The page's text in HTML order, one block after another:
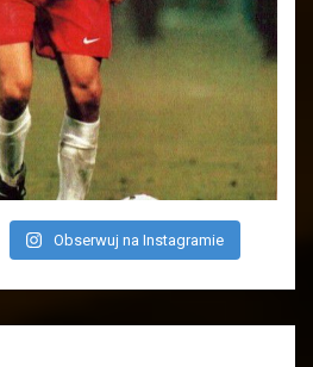
Obserwuj na Instagramie